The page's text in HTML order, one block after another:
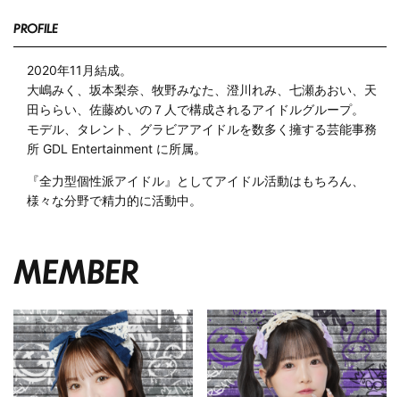
PROFILE
2020年11月結成。
大嶋みく、坂本梨奈、牧野みなた、澄川れみ、七瀬あおい、天
田ららい、佐藤めいの７人で構成されるアイドルグループ。
モデル、タレント、グラビアアイドルを数多く擁する芸能事務
所 GDL Entertainment に所属。
『全力型個性派アイドル』としてアイドル活動はもちろん、
様々な分野で精力的に活動中。
MEMBER